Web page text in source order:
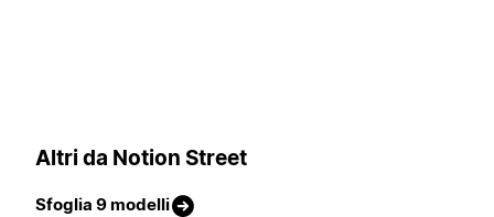
Altri da Notion Street
Sfoglia 9 modelli